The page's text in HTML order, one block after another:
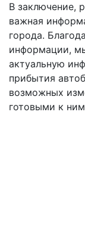
В заключение,
важная
города.
информации,
актуальную
прибытия
возможных
готовыми к